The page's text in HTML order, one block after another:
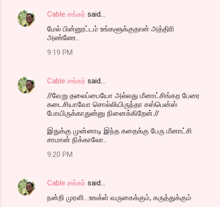
Cable சங்கர் said…
மேல் பின்னூட்டம் உங்களூக்குதான் அத்திரி
அண்ணே..
9:19 PM
Cable சங்கர் said…
//வேறு தலைப்பையோ அல்லது மீனாட்சிங்கற பேரை
கடைசியாவோ சொல்லியிருந்தா சஸ்பென்ஸ்
போயிருக்காதுன்னு நினைக்கிறேன்.//
இதுக்கு முன்னாடி இந்த கதைக்கு பேரு மீனாட்சி
சாமான் நிக்காலோ..
9:20 PM
Cable சங்கர் said…
நன்றி முரளி.. உஙக்ள் வருகைக்கும், கருத்துக்கும்